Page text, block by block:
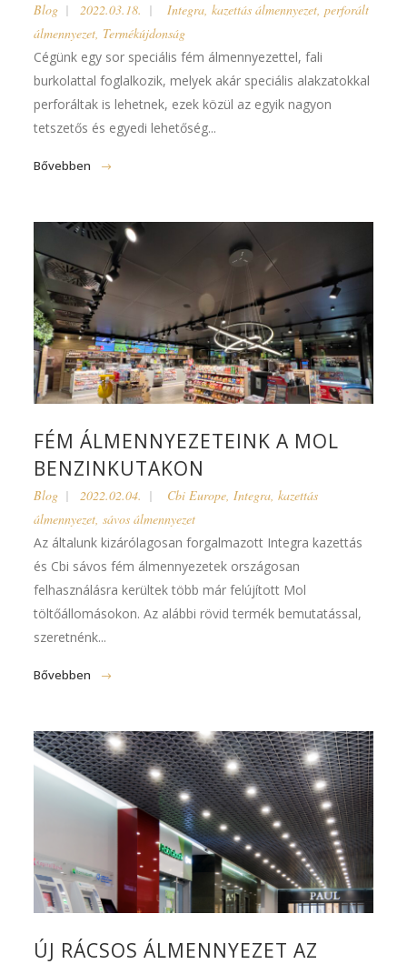
Blog 2022.03.18. Integra,kazettás álmennyezet,perforált
álmennyezet, Termékújdonság
Cégünk egy sor speciális fém álmennyezettel, fali
burkolattal foglalkozik, melyek akár speciális alakzatokkal
perforáltak is lehetnek, ezek közül az egyik nagyon
tetszetős és egyedi lehetőség...
Bővebben
FÉM ÁLMENNYEZETEINK A MOL
BENZINKUTAKON
Blog 2022.02.04. Cbi Europe,Integra,kazettás
álmennyezet,sávos álmennyezet
Az általunk kizárólagosan forgalmazott Integra kazettás
és Cbi sávos fém álmennyezetek országosan
felhasználásra kerültek több már felújított Mol
töltőállomásokon. Az alábbi rövid termék bemutatással,
szeretnénk...
Bővebben
ÚJ RÁCSOS ÁLMENNYEZET AZ